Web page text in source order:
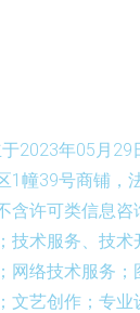
2023年05月29
1幢39号商铺，
含许可类信息
技术服务、技
网络技术服务
文艺创作；专